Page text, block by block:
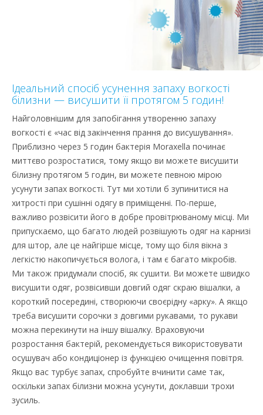
Ідеальний спосіб усунення запаху вогкості
білизни — висушити її протягом 5 годин!
Найголовнішим для запобігання утворенню запаху
вогкості є «час від закінчення прання до висушування».
Приблизно через 5 годин бактерія Moraxella починає
миттєво розростатися, тому якщо ви можете висушити
білизну протягом 5 годин, ви можете певною мірою
усунути запах вогкості. Тут ми хотіли б зупинитися на
хитрості при сушінні одягу в приміщенні. По-перше,
важливо розвісити його в добре провітрюваному місці. Ми
припускаємо, що багато людей розвішують одяг на карнизі
для штор, але це найгірше місце, тому що біля вікна з
легкістю накопичується волога, і там є багато мікробів.
Ми також придумали спосіб, як сушити. Ви можете швидко
висушити одяг, розвісивши довгий одяг скраю вішалки, а
короткий посередині, створюючи своєрідну «арку». А якщо
треба висушити сорочки з довгими рукавами, то рукави
можна перекинути на іншу вішалку. Враховуючи
розростання бактерій, рекомендується використовувати
осушувач або кондиціонер із функцією очищення повітря.
Якщо вас турбує запах, спробуйте вчинити саме так,
оскільки запах білизни можна усунути, доклавши трохи
зусиль.